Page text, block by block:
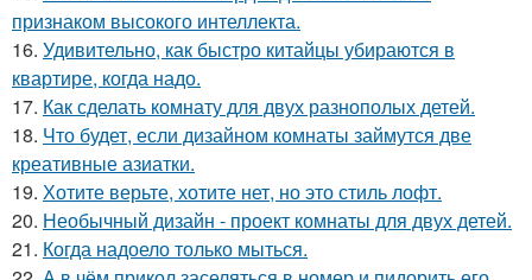
признаком высокого интеллекта.
16. Удивительно, как быстро китайцы убираются в
квартире, когда надо.
17. Как сделать комнату для двух разнополых детей.
18. Что будет, если дизайном комнаты займутся две
креативные азиатки.
19. Хотите верьте, хотите нет, но это стиль лофт.
20. Необычный дизайн - проект комнаты для двух детей.
21. Когда надоело только мыться.